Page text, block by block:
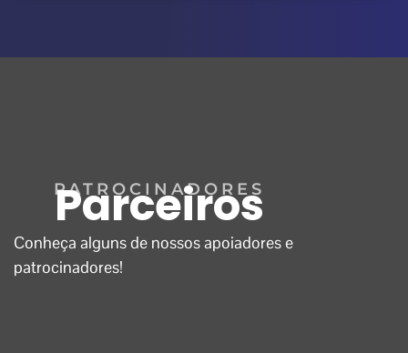
PATROCINADORES
Parceiros
Conheça alguns de nossos apoiadores e
patrocinadores!